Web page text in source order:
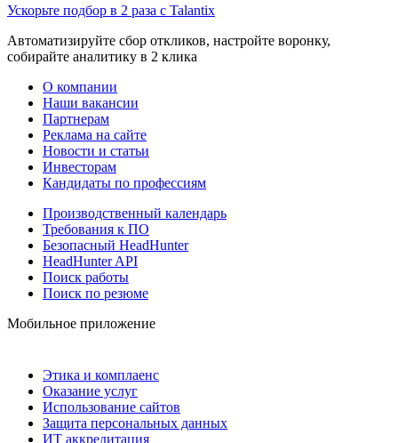
Ускорьте подбор в 2 раза с Talantix
Автоматизируйте сбор откликов, настройте воронку,
собирайте аналитику в 2 клика
О компании
Наши вакансии
Партнерам
Реклама на сайте
Новости и статьи
Инвесторам
Кандидаты по профессиям
Производственный календарь
Требования к ПО
Безопасный HeadHunter
HeadHunter API
Поиск работы
Поиск по резюме
Мобильное приложение
Этика и комплаенс
Оказание услуг
Использование сайтов
Защита персональных данных
ИТ аккредитация